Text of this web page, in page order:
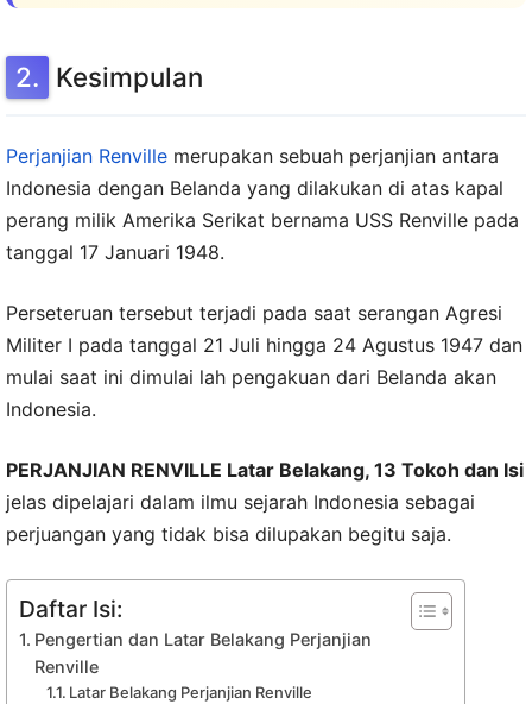
Kesimpulan
Perjanjian Renville merupakan sebuah perjanjian antara
Indonesia dengan Belanda yang dilakukan di atas kapal
perang milik Amerika Serikat bernama USS Renville pada
tanggal 17 Januari 1948.
Perseteruan tersebut terjadi pada saat serangan Agresi
Militer I pada tanggal 21 Juli hingga 24 Agustus 1947 dan
mulai saat ini dimulai lah pengakuan dari Belanda akan
Indonesia.
PERJANJIAN RENVILLE Latar Belakang, 13 Tokoh dan Isi
jelas dipelajari dalam ilmu sejarah Indonesia sebagai
perjuangan yang tidak bisa dilupakan begitu saja.
Daftar Isi:
Pengertian dan Latar Belakang Perjanjian
Renville
Latar Belakang Perjanjian Renville